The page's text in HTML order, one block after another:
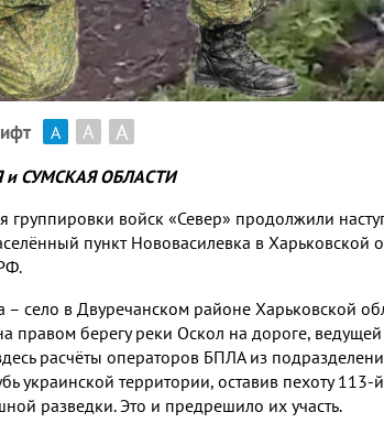
А А А
и СУМСКАЯ ОБЛАСТИ
группировки войск «Север» продолжили
пункт Нововасилевка в Харьковской
– село в Двуречанском районе Харьковской
правом берегу реки Оскол на дороге,
расчёты операторов БПЛА из
украинской территории, оставив пехоту
разведки. Это и предрешило их участь.